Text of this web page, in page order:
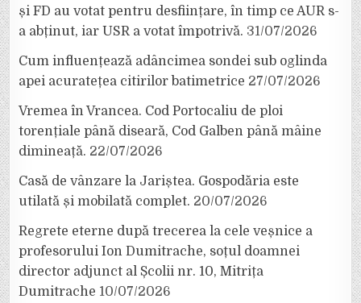
și FD au votat pentru desființare, în timp ce AUR s-
a abținut, iar USR a votat împotrivă. 31/07/2026
Cum influențează adâncimea sondei sub oglinda
apei acuratețea citirilor batimetrice 27/07/2026
Vremea în Vrancea. Cod Portocaliu de ploi
torențiale până diseară, Cod Galben până mâine
dimineață. 22/07/2026
Casă de vânzare la Jariștea. Gospodăria este
utilată și mobilată complet. 20/07/2026
Regrete eterne după trecerea la cele veșnice a
profesorului Ion Dumitrache, soțul doamnei
director adjunct al Școlii nr. 10, Mitrița
Dumitrache 10/07/2026